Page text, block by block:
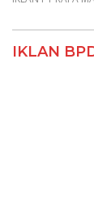
IKLAN